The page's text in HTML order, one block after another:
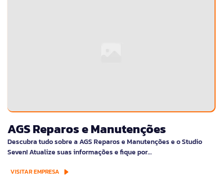
AGS Reparos e Manutenções
Descubra tudo sobre a AGS Reparos e Manutenções e o Studio
Seven! Atualize suas informações e fique por…
VISITAR EMPRESA